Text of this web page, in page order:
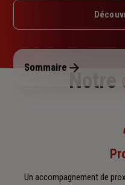
Jeudi : 09h – 12h / 15h –
Dimanche : Fermé
Sommaire
Notre
Un accompagnement de